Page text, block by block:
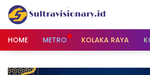
Langsung
konten
HOME
METRO KOLAKA RAYA